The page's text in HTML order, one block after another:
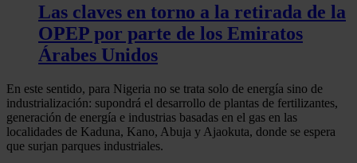
Las claves en torno a la retirada de la
OPEP por parte de los Emiratos
Árabes Unidos
En este sentido, para Nigeria no se trata solo de energía sino de
industrialización: supondrá el desarrollo de plantas de fertilizantes,
generación de energía e industrias basadas en el gas en las
localidades de Kaduna, Kano, Abuja y Ajaokuta, donde se espera
que surjan parques industriales.